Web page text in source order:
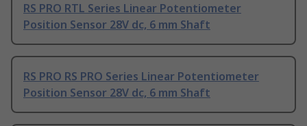
RS PRO RTL Series Linear Potentiometer
Position Sensor 28V dc, 6 mm Shaft
RS PRO RS PRO Series Linear Potentiometer
Position Sensor 28V dc, 6 mm Shaft